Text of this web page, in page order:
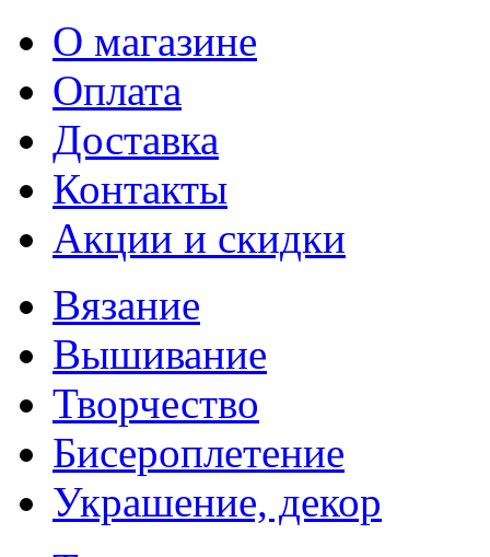
О магазине
Оплата
Доставка
Контакты
Акции и скидки
Вязание
Вышивание
Творчество
Бисероплетение
Украшение, декор